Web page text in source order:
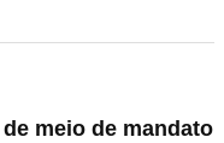
meio de mandato